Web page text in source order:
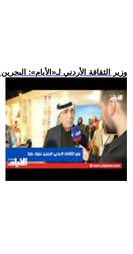
.. وزير الثقافة الأردني لـ«الأيام»: